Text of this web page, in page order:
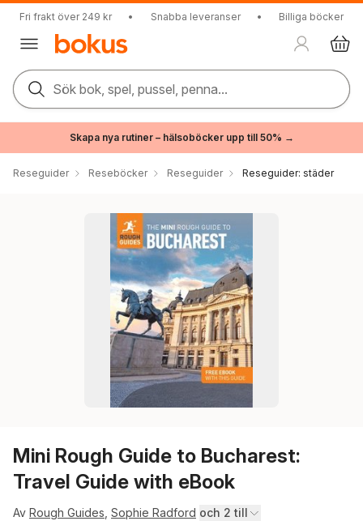
Fri frakt över 249 kr • Snabba leveranser • Billiga böcker
Sök bok, spel, pussel, penna...
Skapa nya rutiner – hälsoböcker upp till 50% →
Reseguider Reseböcker Reseguider Reseguider: städer
Mini Rough Guide to Bucharest:
Travel Guide with eBook
Av Rough Guides Sophie Radford och 2 till